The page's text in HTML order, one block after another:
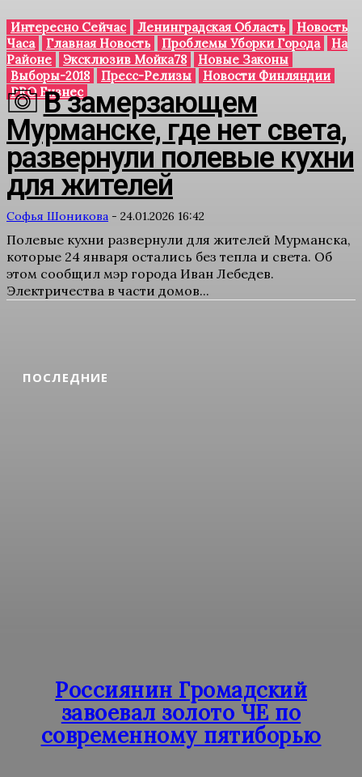
ПОСЛЕДНИЕ
Россиянин Громадский
завоевал золото ЧЕ по
современному пятиборью
Интересно Сейчас Ленинградская Область
Новость
Часа
Главная Новость Проблемы Уборки Города
На
Районе
Эксклюзив Мойка78
Новые Законы
Выборы-2018
Пресс-Релизы
Новости Финляндии
PRO Бизнес
В замерзающем
Мурманске, где нет света,
развернули полевые кухни
для жителей
Софья Шоникова - 24.01.2026 16:42
Полевые кухни развернули для жителей Мурманска,
которые 24 января остались без тепла и света. Об
этом сообщил мэр города Иван Лебедев.
Электричества в части домов...